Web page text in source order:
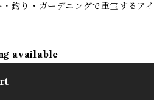
釣り・ガーデニングで重宝するアイ
available